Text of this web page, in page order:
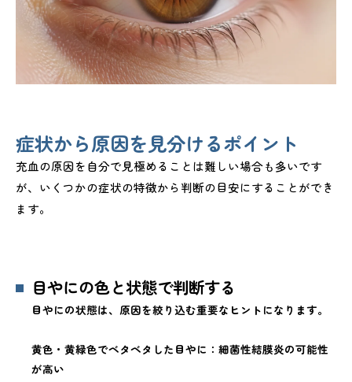
症状から原因を見分けるポイント
充血の原因を自分で見極めることは難しい場合も多いです
が、いくつかの症状の特徴から判断の目安にすることができ
ます。
目やにの色と状態で判断する
目やにの状態は、原因を絞り込む重要なヒントになります。
黄色・黄緑色でベタベタした目やに：細菌性結膜炎の可能性
が高い